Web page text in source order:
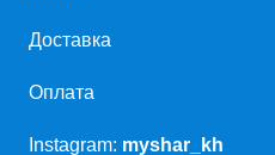
Доставка
Оплата
Instagram: myshar_kh